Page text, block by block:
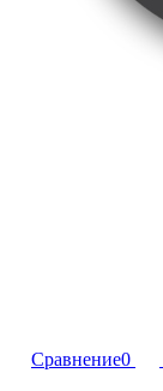
Сравнение0